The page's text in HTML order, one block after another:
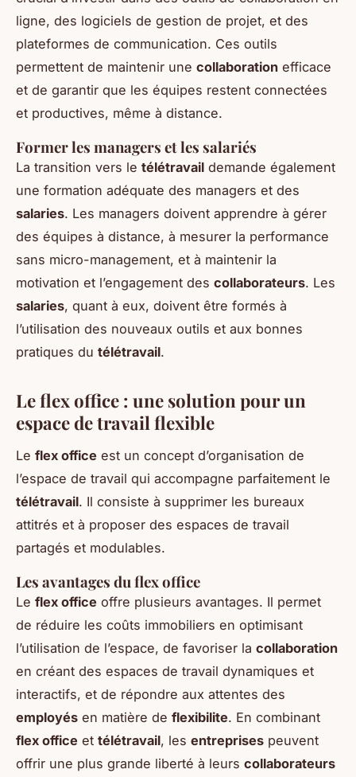
ligne, des logiciels de gestion de projet, et des
plateformes de communication. Ces outils
permettent de maintenir une collaboration efficace
et de garantir que les équipes restent connectées
et productives, même à distance.
Former les managers et les salariés
La transition vers le télétravail demande également
une formation adéquate des managers et des
salaries. Les managers doivent apprendre à gérer
des équipes à distance, à mesurer la performance
sans micro-management, et à maintenir la
motivation et l’engagement des collaborateurs. Les
salaries, quant à eux, doivent être formés à
l’utilisation des nouveaux outils et aux bonnes
pratiques du télétravail.
Le flex office : une solution pour un
espace de travail flexible
Le flex office est un concept d’organisation de
l’espace de travail qui accompagne parfaitement le
télétravail. Il consiste à supprimer les bureaux
attitrés et à proposer des espaces de travail
partagés et modulables.
Les avantages du flex office
Le flex office offre plusieurs avantages. Il permet
de réduire les coûts immobiliers en optimisant
l’utilisation de l’espace, de favoriser la collaboration
en créant des espaces de travail dynamiques et
interactifs, et de répondre aux attentes des
employés en matière de flexibilite. En combinant
flex office et télétravail, les entreprises peuvent
offrir une plus grande liberté à leurs collaborateurs